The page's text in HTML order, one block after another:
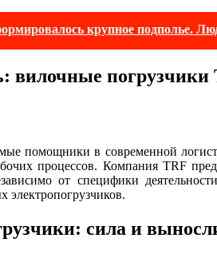
крупное подполье.
погрузчики
помощники в современной
процессов. Компания TRF
от специфики
электропогрузчиков.
сила и